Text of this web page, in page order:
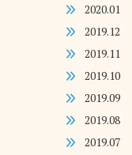
2020.01
2019.12
2019.11
2019.10
2019.09
2019.08
2019.07